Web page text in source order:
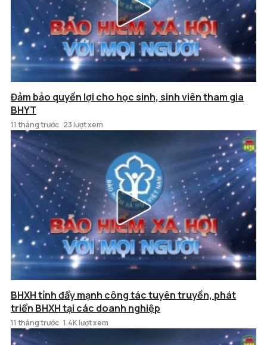
Đảm bảo quyền lợi cho học sinh, sinh viên tham gia
BHYT
11 tháng trước 23 lượt xem
BHXH tỉnh đẩy mạnh công tác tuyên truyền, phát
triển BHXH tại các doanh nghiệp
11 tháng trước 1.4K lượt xem